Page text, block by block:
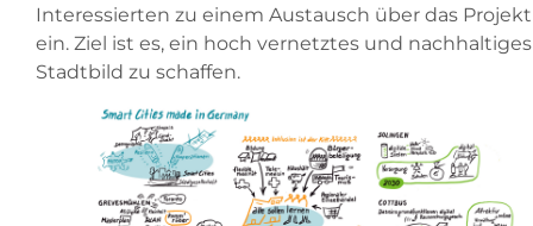
Interessierten zu einem Austausch über das Projekt
ein. Ziel ist es, ein hoch vernetztes und nachhaltiges
Stadtbild zu schaffen.